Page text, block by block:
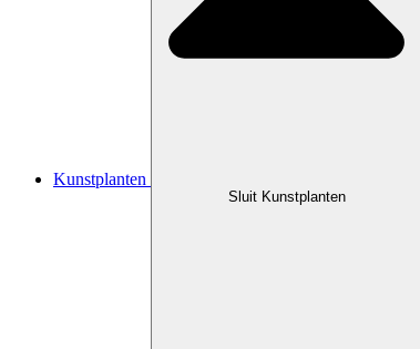
Kunstplanten
Sluit Kunstplanten